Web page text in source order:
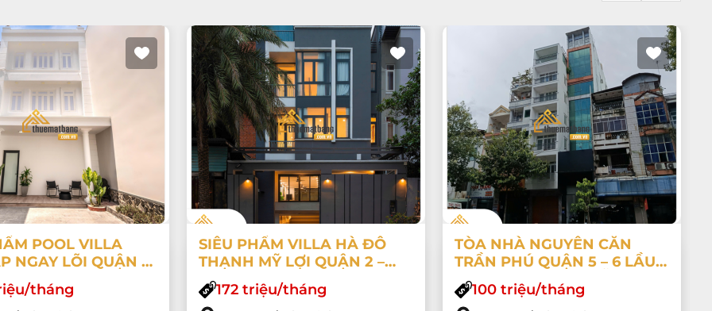
POOL VILLA
NGAY LÕI QUẬN 1
BƠI &amp; PHÒNG
RIÊNG ĐẲNG
tháng
SIÊU PHẨM VILLA HÀ ĐÔ
THẠNH MỸ LỢI QUẬN 2 –
KHUÔN VIÊN BỀ THẾ
NGANG 8M, CÓ HẦM RIÊNG
172 triệu/tháng
TÒA NHÀ NGUYÊN CĂN
TRẦN PHÚ QUẬN 5 – 6 LẦU
CÓ SÂN THƯỢNG, SẴN HỆ
THỐNG PCCC CHUẨN
100 triệu/tháng